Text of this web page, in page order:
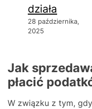
działa
28 października,
2025
Jak
płacić
W związku z tym,